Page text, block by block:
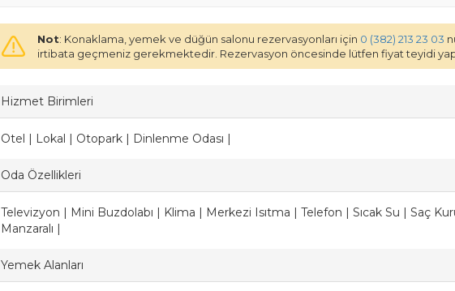
Not: Konaklama, yemek ve düğün salonu rezervasyonları için 0 (382) 213 23 03
irtibata geçmeniz gerekmektedir. Rezervasyon öncesinde lütfen fiyat teyidi
Hizmet Birimleri
Otel | Lokal | Otopark | Dinlenme Odası |
Oda Özellikleri
Televizyon | Mini Buzdolabı | Klima | Merkezi Isıtma | Telefon | Sıcak Su | Saç
Manzaralı |
Yemek Alanları